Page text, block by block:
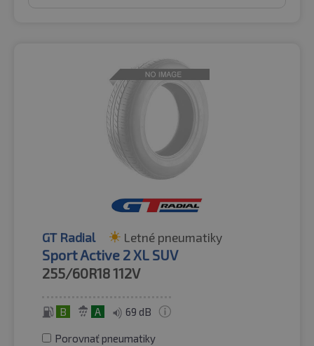
GT Radial Letné pneumatiky
Sport Active 2 XL SUV
255/60R18112V
B A 69 dB
Porovnať pneumatiky